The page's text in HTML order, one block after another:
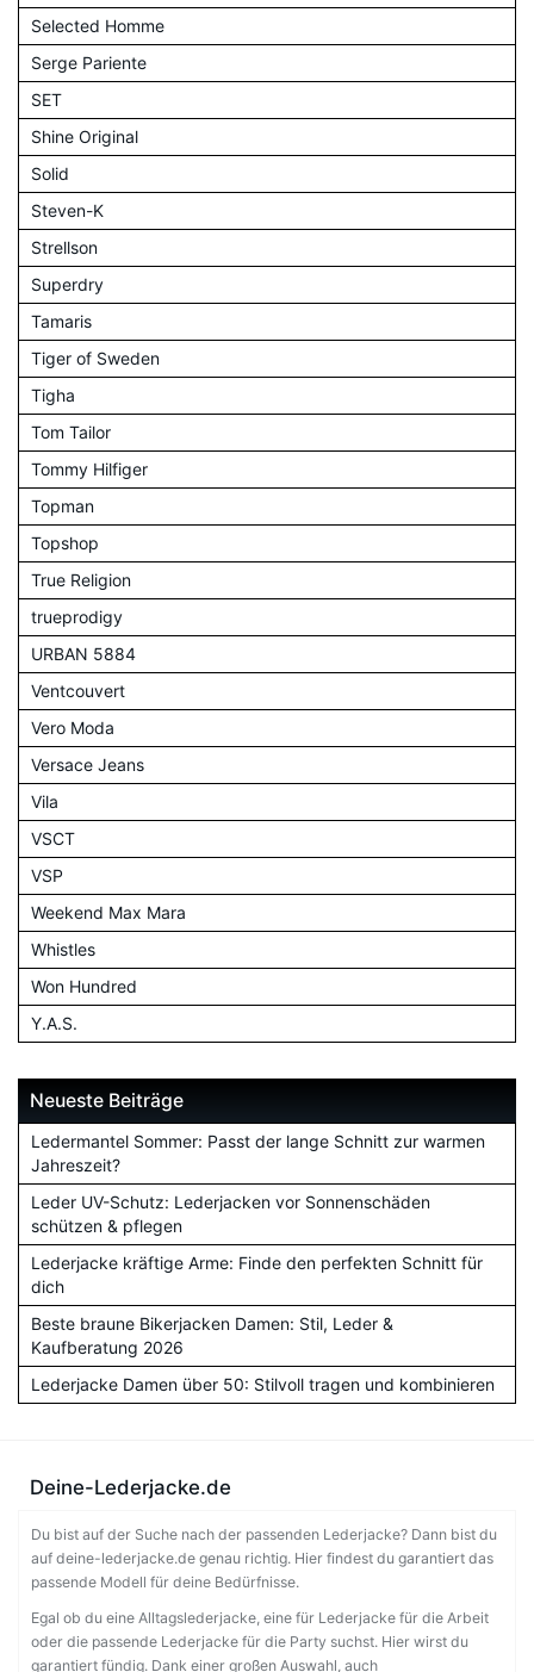
Selected Homme
Serge Pariente
SET
Shine Original
Solid
Steven-K
Strellson
Superdry
Tamaris
Tiger of Sweden
Tigha
Tom Tailor
Tommy Hilfiger
Topman
Topshop
True Religion
trueprodigy
URBAN 5884
Ventcouvert
Vero Moda
Versace Jeans
Vila
VSCT
VSP
Weekend Max Mara
Whistles
Won Hundred
Y.A.S.
Neueste Beiträge
Ledermantel Sommer: Passt der lange Schnitt zur warmen
Jahreszeit?
Leder UV-Schutz: Lederjacken vor Sonnenschäden
schützen & pflegen
Lederjacke kräftige Arme: Finde den perfekten Schnitt für
dich
Beste braune Bikerjacken Damen: Stil, Leder &
Kaufberatung 2026
Lederjacke Damen über 50: Stilvoll tragen und kombinieren
Deine-Lederjacke.de
Du bist auf der Suche nach der passenden Lederjacke? Dann bist du
auf deine-lederjacke.de genau richtig. Hier findest du garantiert das
passende Modell für deine Bedürfnisse.
Egal ob du eine Alltagslederjacke, eine für Lederjacke für die Arbeit
oder die passende Lederjacke für die Party suchst. Hier wirst du
garantiert fündig. Dank einer großen Auswahl, auch